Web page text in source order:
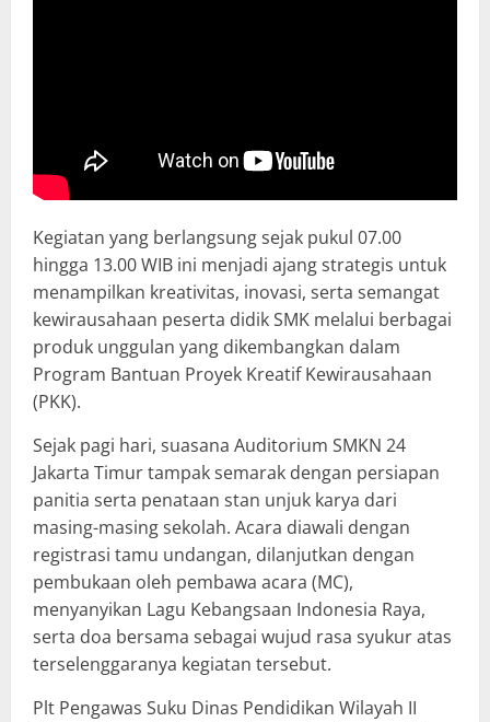
Kegiatan yang berlangsung sejak pukul 07.00
hingga 13.00 WIB ini menjadi ajang strategis untuk
menampilkan kreativitas, inovasi, serta semangat
kewirausahaan peserta didik SMK melalui berbagai
produk unggulan yang dikembangkan dalam
Program Bantuan Proyek Kreatif Kewirausahaan
(PKK).
Sejak pagi hari, suasana Auditorium SMKN 24
Jakarta Timur tampak semarak dengan persiapan
panitia serta penataan stan unjuk karya dari
masing-masing sekolah. Acara diawali dengan
registrasi tamu undangan, dilanjutkan dengan
pembukaan oleh pembawa acara (MC),
menyanyikan Lagu Kebangsaan Indonesia Raya,
serta doa bersama sebagai wujud rasa syukur atas
terselenggaranya kegiatan tersebut.
Plt Pengawas Suku Dinas Pendidikan Wilayah II